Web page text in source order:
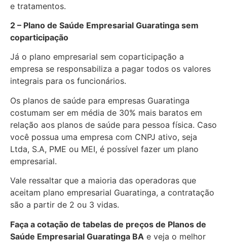
e tratamentos.
2 – Plano de Saúde Empresarial Guaratinga sem
coparticipação
Já o plano empresarial sem coparticipação a
empresa se responsabiliza a pagar todos os valores
integrais para os funcionários.
Os planos de saúde para empresas Guaratinga
costumam ser em média de 30% mais baratos em
relação aos planos de saúde para pessoa física. Caso
você possua uma empresa com CNPJ ativo, seja
Ltda, S.A, PME ou MEI, é possível fazer um plano
empresarial.
Vale ressaltar que a maioria das operadoras que
aceitam plano empresarial Guaratinga, a contratação
são a partir de 2 ou 3 vidas.
Faça a cotação de tabelas de preços de Planos de
Saúde Empresarial Guaratinga BA e veja o melhor